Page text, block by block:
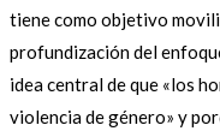
tiene como objetivo
profundización del
idea central de que «los
violencia de género» y